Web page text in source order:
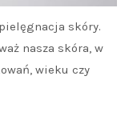
skóry.
nasza skóra, w
wieku czy